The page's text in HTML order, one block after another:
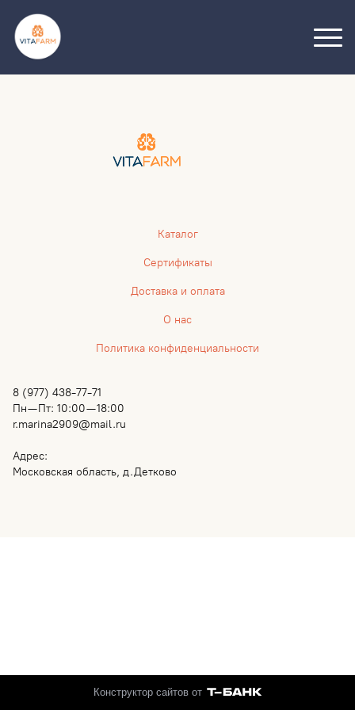
Каталог
Сертификаты
Доставка и оплата
О нас
Политика конфиденциальности
8 (977) 438-77-71
Пн—Пт: 10:00—18:00
r.marina2909@mail.ru
Адрес:
Московская область, д.Детково
Конструктор сайтов от